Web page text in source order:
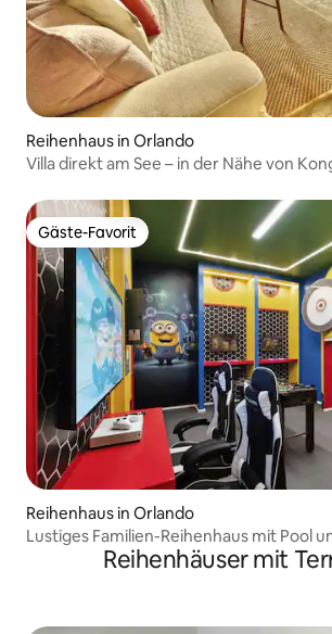
Reihenhaus in Orlando
Villa direkt am See – in der Nähe von
Gäste-Favorit
Gäste-Favorit
Reihenhaus in Orlando
Lustiges Familien-Reihenhaus mit Pool
Reihenhäuser mit